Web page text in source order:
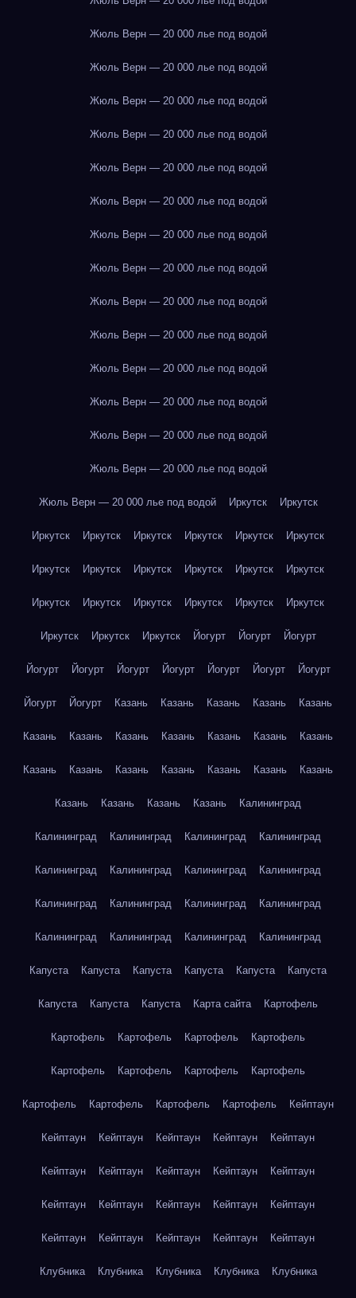
Жюль Верн — 20 000 лье под водой
Жюль Верн — 20 000 лье под водой
Жюль Верн — 20 000 лье под водой
Жюль Верн — 20 000 лье под водой
Жюль Верн — 20 000 лье под водой
Жюль Верн — 20 000 лье под водой
Жюль Верн — 20 000 лье под водой
Жюль Верн — 20 000 лье под водой
Жюль Верн — 20 000 лье под водой
Жюль Верн — 20 000 лье под водой
Жюль Верн — 20 000 лье под водой
Жюль Верн — 20 000 лье под водой
Жюль Верн — 20 000 лье под водой
Жюль Верн — 20 000 лье под водой
Жюль Верн — 20 000 лье под водой Иркутск Иркутск
Иркутск Иркутск Иркутск Иркутск Иркутск Иркутск
Иркутск Иркутск Иркутск Иркутск Иркутск Иркутск
Иркутск Иркутск Иркутск Иркутск Иркутск Иркутск
Иркутск Иркутск Иркутск Йогурт Йогурт Йогурт
Йогурт Йогурт Йогурт Йогурт Йогурт Йогурт Йогурт
Йогурт Йогурт Казань Казань Казань Казань Казань
Казань Казань Казань Казань Казань Казань Казань
Казань Казань Казань Казань Казань Казань Казань
Казань Казань Казань Казань Калининград
Калининград Калининград Калининград Калининград
Калининград Калининград Калининград Калининград
Калининград Калининград Калининград Калининград
Калининград Калининград Калининград Калининград
Капуста Капуста Капуста Капуста Капуста Капуста
Капуста Капуста Капуста Карта сайта Картофель
Картофель Картофель Картофель Картофель
Картофель Картофель Картофель Картофель
Картофель Картофель Картофель Картофель Кейптаун
Кейптаун Кейптаун Кейптаун Кейптаун Кейптаун
Кейптаун Кейптаун Кейптаун Кейптаун Кейптаун
Кейптаун Кейптаун Кейптаун Кейптаун Кейптаун
Кейптаун Кейптаун Кейптаун Кейптаун Кейптаун
Клубника Клубника Клубника Клубника Клубника